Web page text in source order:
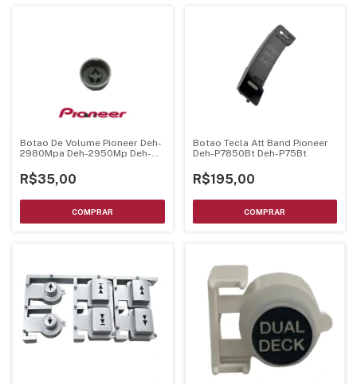
Botao De Volume Pioneer Deh-
2980Mpa Deh-2950Mp Deh-
R$35,00
Botao Tecla Att Band Pioneer
Deh-P7850Bt Deh-P75Bt
R$195,00